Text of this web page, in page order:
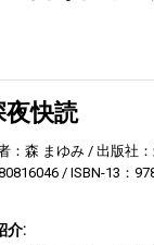
夜快読
：森 まゆみ 出版社
ISBN-13：
介: